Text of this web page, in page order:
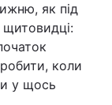
як під
щитовидці:
коли
у щось